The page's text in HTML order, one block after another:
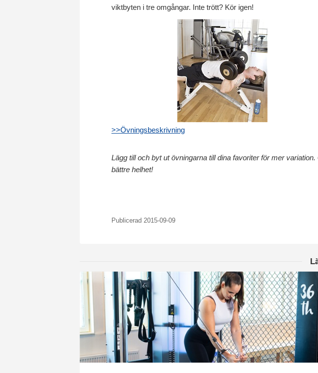
viktbyten i tre omgångar. Inte trött? Kör igen!
>>Övningsbeskrivning
Lägg till och byt ut övningarna till dina favoriter för mer
bättre helhet!
Publicerad 2015-09-09